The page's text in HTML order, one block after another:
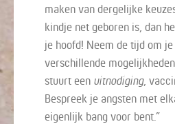
maken van dergelijke
kindje net geboren is, dan
je hoofd! Neem de tijd om
verschillende
stuurt een uitnodiging,
Bespreek je angsten met
eigenlijk bang voor bent.”